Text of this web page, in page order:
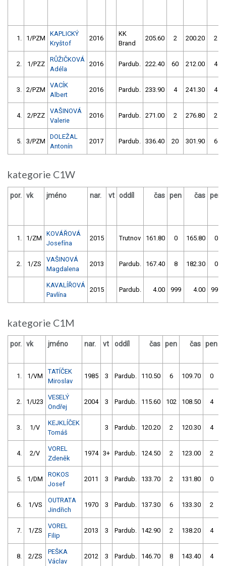
1. 1/PZM
KAPLICKÝ
Kryštof
2016
KK
Brand
205.60 2 200.20 2
2. 1/PZZ
RŮŽIČKOVÁ
Adéla
2016 Pardub. 222.40 60 212.00 4
3. 2/PZM
VACÍK
Albert
2016 Pardub. 233.90 4 241.30 4
4. 2/PZZ
VAŠINOVÁ
Valerie
2016 Pardub. 271.00 2 276.80 2
5. 3/PZM
DOLEŽAL
Antonín
2017 Pardub. 336.40 20 301.90 6
kategorie C1W
por. vk jméno nar. vt oddíl čas pen čas pen
1. 1/ZM
KOVÁŘOVÁ
Josefína
2015 Trutnov 161.80 0 165.80 0
2. 1/ZS
VAŠINOVÁ
Magdalena
2013 Pardub. 167.40 8 182.30 0
KAVALÍŘOVÁ
Pavlína
2015 Pardub. 4.00 999 4.00 999
kategorie C1M
por. vk jméno nar. vt oddíl čas pen čas pen
1. 1/VM
TATÍČEK
Miroslav
1985 3 Pardub. 110.50 6 109.70 0
2. 1/U23
VESELÝ
Ondřej
2004 3 Pardub. 115.60 102 108.50 4
3. 1/V
KEJKLÍČEK
Tomáš
3 Pardub. 120.20 2 120.30 4
4. 2/V
VOREL
Zdeněk
1974 3+ Pardub. 124.50 2 123.00 2
5. 1/DM
ROKOS
Josef
2011 3 Pardub. 133.70 2 131.80 0
6. 1/VS
OUTRATA
Jindřich
1970 3 Pardub. 137.30 6 133.30 2
7. 1/ZS
VOREL
Filip
2013 3 Pardub. 142.90 2 138.20 4
8. 2/ZS
PEŠKA
Václav
2012 3 Pardub. 146.70 8 143.40 4